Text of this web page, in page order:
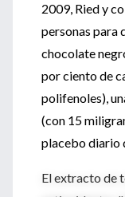
2009, Ried y
personas para
chocolate
por ciento de
polifenoles),
(con 15
placebo diario
El extracto de